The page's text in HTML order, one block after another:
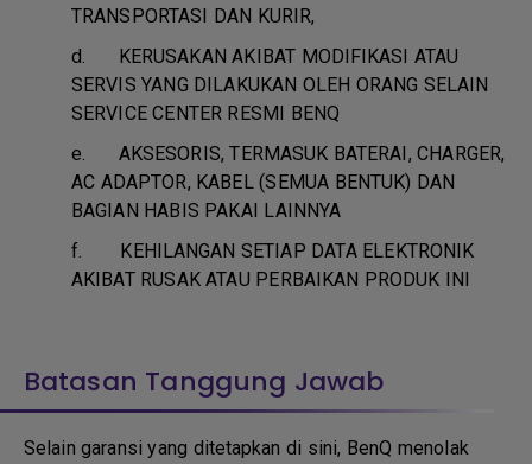
TRANSPORTASI DAN KURIR,
d. KERUSAKAN AKIBAT MODIFIKASI ATAU
SERVIS YANG DILAKUKAN OLEH ORANG SELAIN
SERVICE CENTER RESMI BENQ
e. AKSESORIS, TERMASUK BATERAI, CHARGER,
AC ADAPTOR, KABEL (SEMUA BENTUK) DAN
BAGIAN HABIS PAKAI LAINNYA
f. KEHILANGAN SETIAP DATA ELEKTRONIK
AKIBAT RUSAK ATAU PERBAIKAN PRODUK INI
Batasan Tanggung Jawab
Selain garansi yang ditetapkan di sini, BenQ menolak